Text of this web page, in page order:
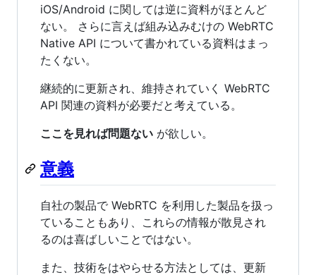
iOS/Android に関しては逆に資料がほとんど
ない。 さらに言えば組み込みむけの WebRTC
Native API について書かれている資料はまっ
たくない。
継続的に更新され、維持されていく WebRTC
API 関連の資料が必要だと考えている。
ここを見れば問題ない が欲しい。
意義
自社の製品で WebRTC を利用した製品を扱っ
ていることもあり、これらの情報が散見され
るのは喜ばしいことではない。
また、技術をはやらせる方法としては、更新